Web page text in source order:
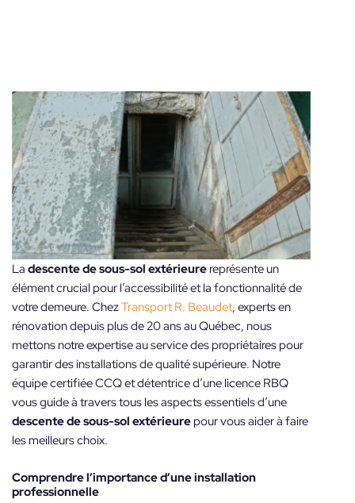
La descente de sous-sol extérieurereprésente un
élément crucial pour l’accessibilité et la fonctionnalité de
votre demeure. ChezTransport R. Beaudet, experts en
rénovation depuis plus de 20 ans au Québec, nous
mettons notre expertise au service des propriétaires pour
garantir des installations de qualité supérieure. Notre
équipe certifiée CCQ et détentrice d’une licence RBQ
vous guide à travers tous les aspects essentiels d’une
descente de sous-sol extérieurepour vous aider à faire
les meilleurs choix.
Comprendre l’importance d’une installation
professionnelle